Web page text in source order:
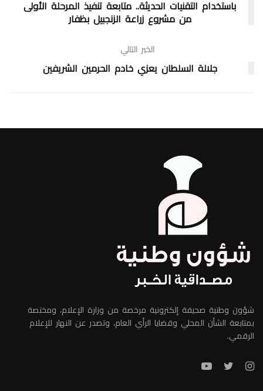
باستخدام التقنيات الحديثة.. متابعة تنفيذ المرحلة الأولى
من مشروع زراعة الزنجبيل بظفار
الخبر التالي
جلالة السلطان يعزي خادم الحرمين الشريفين
شؤون وطنية صحيفة إلكترونية مرخصة من وزارة الإعلام، ومختصة
بمتابعة الشأن المحلي وقضايا الرأي العام، وتصدر عن النهار للإعلام
الرقمي.